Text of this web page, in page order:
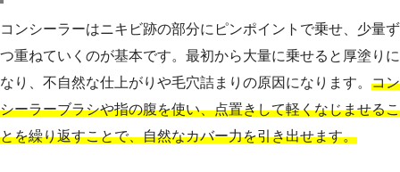
コンシーラーはニキビ跡の部分にピンポイントで乗せ、少量ず
つ重ねていくのが基本です。最初から大量に乗せると厚塗りに
なり、不自然な仕上がりや毛穴詰まりの原因になります。 コン
シーラーブラシや指の腹を使い、点置きして軽くなじませるこ
とを繰り返すことで、自然なカバー力を引き出せます。